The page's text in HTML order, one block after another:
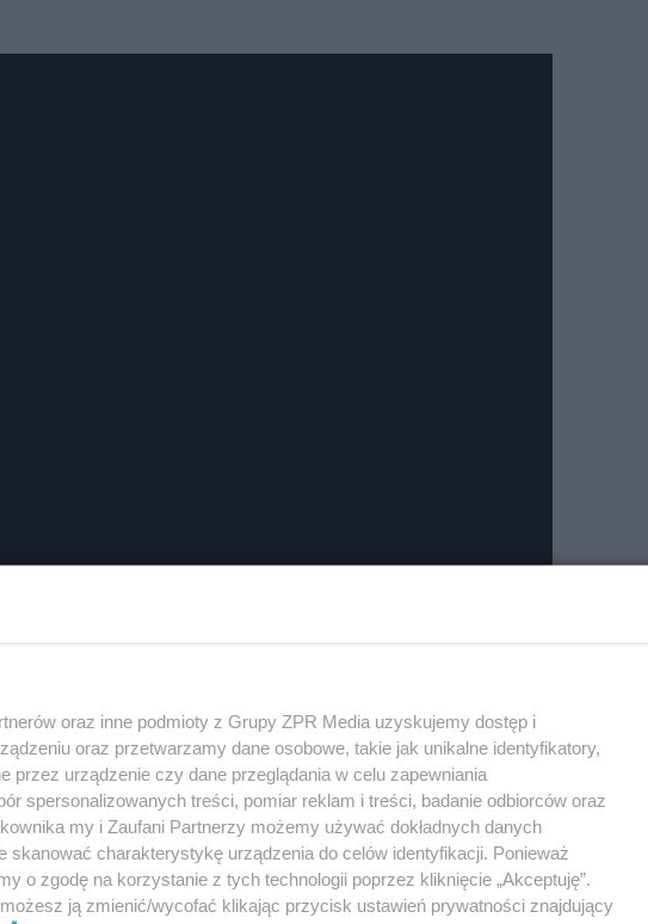
oraz inne podmioty z Grupy ZPR Media uzyskujemy dostęp i
oraz przetwarzamy dane osobowe, takie jak unikalne identyfikatory,
przez urządzenie czy dane przeglądania w celu zapewniania
spersonalizowanych treści, pomiar reklam i treści, badanie odbiorców oraz
my i Zaufani Partnerzy możemy używać dokładnych danych
skanować charakterystykę urządzenia do celów identyfikacji. Ponieważ
o zgodę na korzystanie z tych technologii poprzez kliknięcie „Akceptuję”.
ją zmienić/wycofać klikając przycisk ustawień prywatności znajdujący